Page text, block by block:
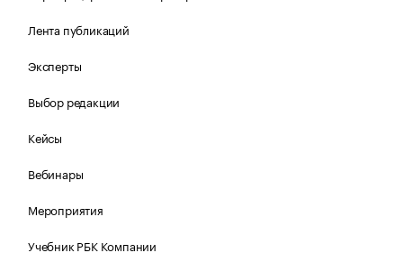
Лента публикаций
Эксперты
Выбор редакции
Кейсы
Вебинары
Мероприятия
Учебник РБК Компании